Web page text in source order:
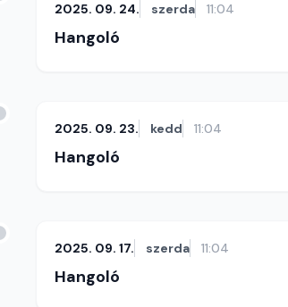
2025. 09. 24. szerda 11:04
Hangoló
2025. 09. 23. kedd 11:04
Hangoló
2025. 09. 17. szerda 11:04
Hangoló